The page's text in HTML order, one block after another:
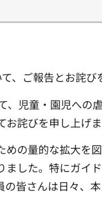
、ご報告とお詫び
児童・園児への
詫びを申し上げ
の量的な拡大を
した。特にガイ
皆さんは日々、